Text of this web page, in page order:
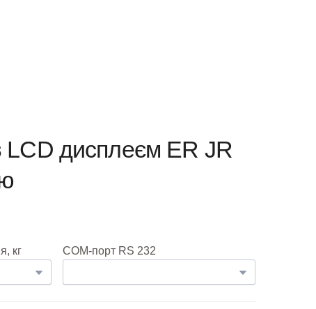
LCD дисплеєм ER JR
кг COM-порт RS 232